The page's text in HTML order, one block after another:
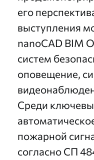
его
выступления
nanoCAD BIM
систем
оповещение,
Среди
пожарной
согласно СП